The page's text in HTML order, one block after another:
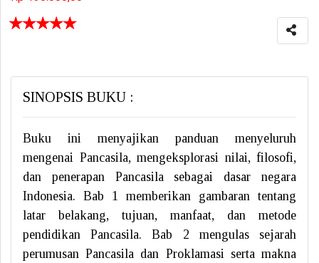
☆
☆
☆
☆
☆
SINOPSIS BUKU :
Buku ini menyajikan panduan menyeluruh
mengenai Pancasila, mengeksplorasi nilai, filosofi,
dan penerapan Pancasila sebagai dasar negara
Indonesia. Bab 1 memberikan gambaran tentang
latar belakang, tujuan, manfaat, dan metode
pendidikan Pancasila. Bab 2 mengulas sejarah
perumusan Pancasila dan Proklamasi serta makna